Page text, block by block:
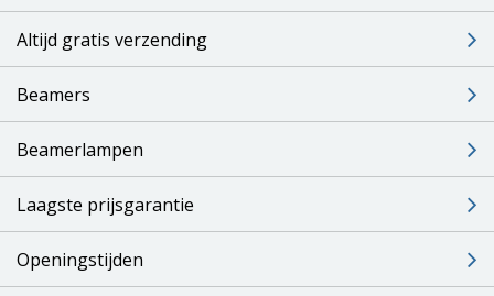
Altijd gratis verzending
Beamers
Beamerlampen
Laagste prijsgarantie
Openingstijden